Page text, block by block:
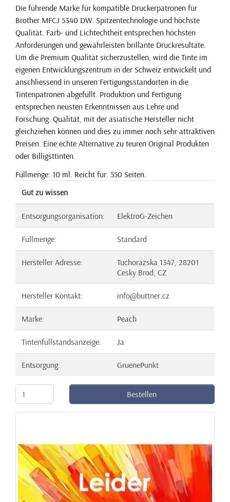
Die führende Marke für kompatible Druckerpatronen für
Brother MFCJ 5340 DW. Spitzentechnologie und höchste
Qualität. Farb- und Lichtechtheit entsprechen höchsten
Anforderungen und gewährleisten brillante Druckresultate.
Um die Premium Qualität sicherzustellen, wird die Tinte im
eigenen Entwicklungszentrum in der Schweiz entwickelt und
anschliessend in unseren Fertigungsstandorten in die
Tintenpatronen abgefüllt. Produktion und Fertigung
entsprechen neusten Erkenntnissen aus Lehre und
Forschung. Qualität, mit der asiatische Hersteller nicht
gleichziehen können und dies zu immer noch sehr attraktiven
Preisen. Eine echte Alternative zu teuren Original Produkten
oder Billigsttinten.
Füllmenge: 10 ml. Reicht für: 550 Seiten.
Gut zu wissen
Entsorgungsorganisation: ElektroG-Zeichen
Füllmenge: Standard
Hersteller Adresse:
Tuchorazska 1347, 28201
Cesky Brod, CZ
Hersteller Kontakt: info@buttner.cz
Marke: Peach
Tintenfüllstandsanzeige: Ja
Entsorgung: GruenePunkt
Bestellen